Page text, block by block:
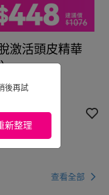
後再試
新整理
激活頭皮精華
國家/地區配送
查看全部